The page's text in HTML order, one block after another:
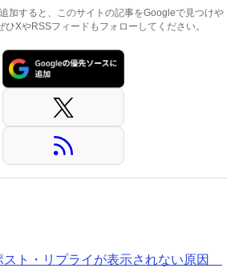
加すると、このサイトの記事をGoogleで見つけや
XやRSSフィードもフォローしてください。
スト・リプライが表示されない原因